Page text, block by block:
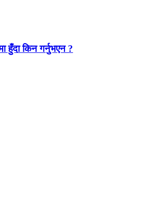
हुँदा किन गर्नुभएन ?